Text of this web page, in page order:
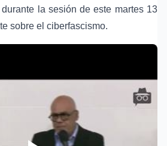
la sesión de este martes 13
sobre el ciberfascismo.